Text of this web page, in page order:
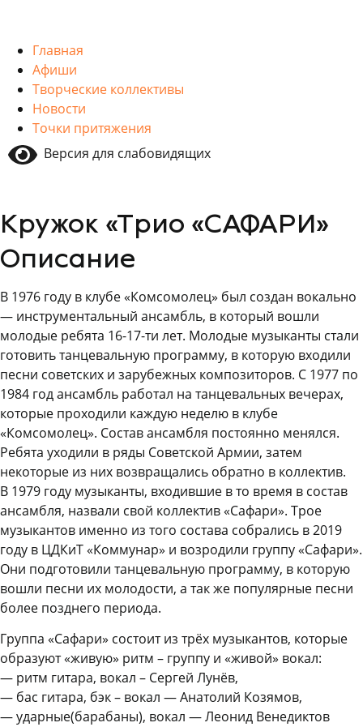
Главная
Афиши
Творческие коллективы
Новости
Точки притяжения
Версия для слабовидящих
Кружок «Трио «САФАРИ»
Описание
В 1976 году в клубе «Комсомолец» был создан вокально
— инструментальный ансамбль, в который вошли
молодые ребята 16-17-ти лет. Молодые музыканты стали
готовить танцевальную программу, в которую входили
песни советских и зарубежных композиторов. С 1977 по
1984 год ансамбль работал на танцевальных вечерах,
которые проходили каждую неделю в клубе
«Комсомолец». Состав ансамбля постоянно менялся.
Ребята уходили в ряды Советской Армии, затем
некоторые из них возвращались обратно в коллектив.
В 1979 году музыканты, входившие в то время в состав
ансамбля, назвали свой коллектив «Сафари». Трое
музыкантов именно из того состава собрались в 2019
году в ЦДКиТ «Коммунар» и возродили группу «Сафари».
Они подготовили танцевальную программу, в которую
вошли песни их молодости, а так же популярные песни
более позднего периода.
Группа «Сафари» состоит из трёх музыкантов, которые
образуют «живую» ритм – группу и «живой» вокал:
— ритм гитара, вокал – Сергей Лунёв,
— бас гитара, бэк – вокал — Анатолий Козямов,
— ударные(барабаны), вокал — Леонид Венедиктов